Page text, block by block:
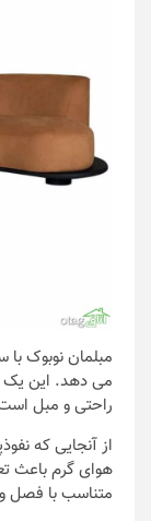
مبلمان نوبوک
می دهد. این یک
راحتی و مبل
از آنجایی که
هوای گرم باعث
متناسب با فصل